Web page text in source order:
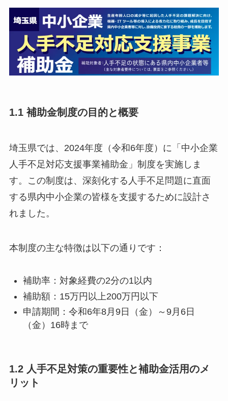
1.1 補助金制度の目的と概要
埼玉県では、2024年度（令和6年度）に「中小企業
人手不足対応支援事業補助金」制度を実施しま
す。この制度は、深刻化する人手不足問題に直面
する県内中小企業の皆様を支援するために設計さ
れました。
本制度の主な特徴は以下の通りです：
補助率：対象経費の2分の1以内
補助額：15万円以上200万円以下
申請期間：令和6年8月9日（金）～9月6日
（金）16時まで
1.2 人手不足対策の重要性と補助金活用のメ
リット